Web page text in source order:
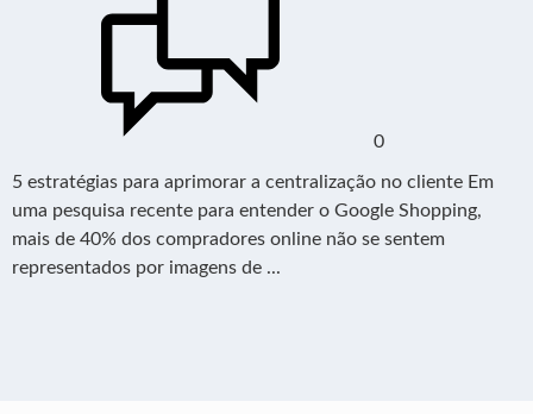
0
5 estratégias para aprimorar a centralização no cliente Em
uma pesquisa recente para entender o Google Shopping,
mais de 40% dos compradores online não se sentem
representados por imagens de ...